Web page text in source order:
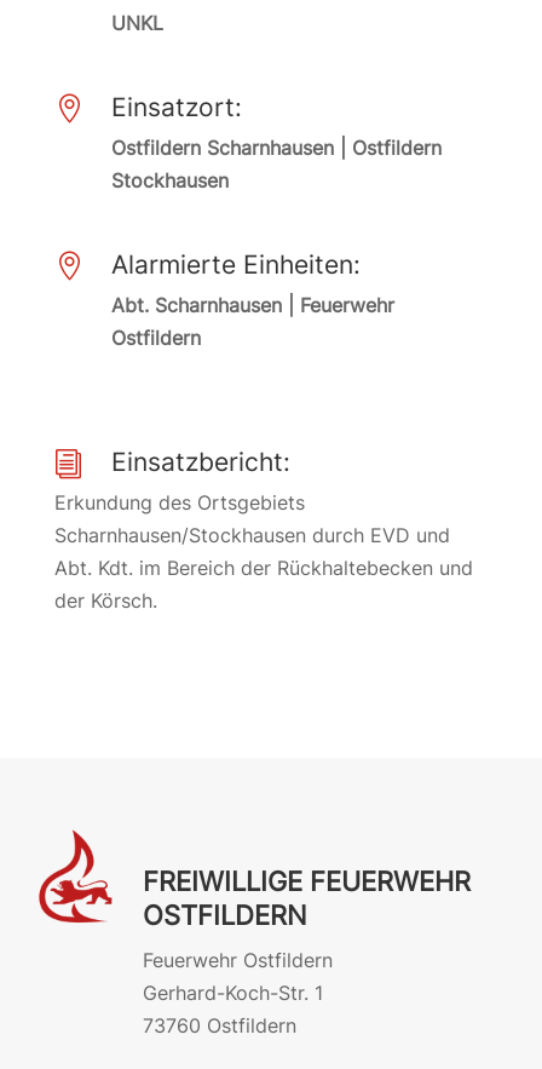
UNKL
 Einsatzort:
Ostfildern Scharnhausen | Ostfildern
Stockhausen
 Alarmierte Einheiten:
Abt. Scharnhausen | Feuerwehr
Ostfildern
i Einsatzbericht:
Erkundung des Ortsgebiets
Scharnhausen/Stockhausen durch EVD und
Abt. Kdt. im Bereich der Rückhaltebecken und
der Körsch.
FREIWILLIGE FEUERWEHR
OSTFILDERN
Feuerwehr Ostfildern
Gerhard-Koch-Str. 1
73760 Ostfildern